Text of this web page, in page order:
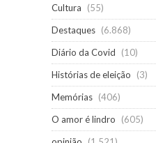
Cultura
(55)
Destaques (6.868)
Diário da Covid
(10)
Histórias de eleição
(3)
Memórias (406)
O amor é lindro
(605)